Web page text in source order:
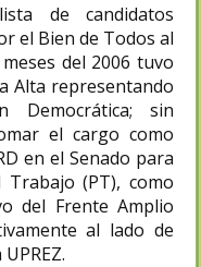
de candidatos
el Bien de Todos al
del 2006 tuvo
Alta representando
Democrática; sin
el cargo como
en el Senado para
(PT), como
del Frente Amplio
al lado de